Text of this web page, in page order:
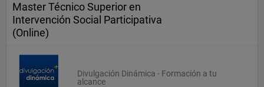
Master Técnico Superior en
Intervención Social Participativa
(Online)
Divulgación Dinámica - Formación a tu
alcance